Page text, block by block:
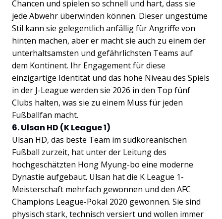
Chancen und spielen so schnell und hart, dass sie
jede Abwehr überwinden können. Dieser ungestüme
Stil kann sie gelegentlich anfällig für Angriffe von
hinten machen, aber er macht sie auch zu einem der
unterhaltsamsten und gefährlichsten Teams auf
dem Kontinent. Ihr Engagement für diese
einzigartige Identität und das hohe Niveau des Spiels
in der J-League werden sie 2026 in den Top fünf
Clubs halten, was sie zu einem Muss für jeden
Fußballfan macht.
6. Ulsan HD (K League 1)
Ulsan HD, das beste Team im südkoreanischen
Fußball zurzeit, hat unter der Leitung des
hochgeschätzten Hong Myung-bo eine moderne
Dynastie aufgebaut. Ulsan hat die K League 1-
Meisterschaft mehrfach gewonnen und den AFC
Champions League-Pokal 2020 gewonnen. Sie sind
physisch stark, technisch versiert und wollen immer